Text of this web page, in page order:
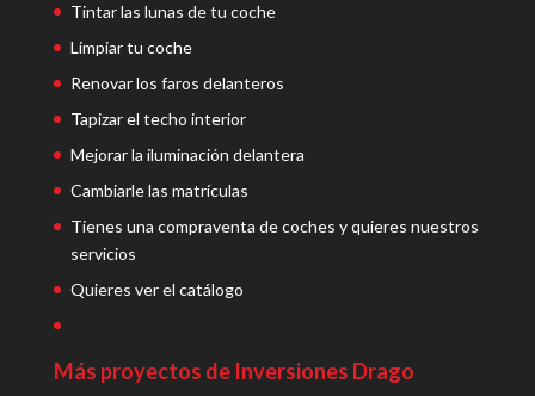
Tintar las lunas de tu coche
Limpiar tu coche
Renovar los faros delanteros
Tapizar el techo interior
Mejorar la iluminación delantera
Cambiarle las matrículas
Tienes una compraventa de coches y quieres nuestros
servicios
Quieres ver el catálogo
Más proyectos de Inversiones Drago